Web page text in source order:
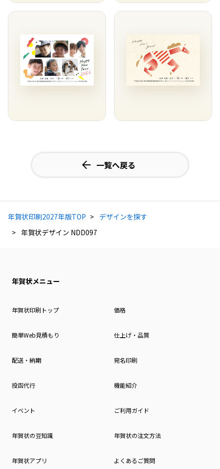
一覧へ戻る
年賀状印刷2027年版TOP
デザインを探す
年賀状デザイン NDD097
年賀状メニュー
年賀状印刷トップ 価格
簡単Web見積もり 仕上げ・品質
配送・納期 宛名印刷
投函代行 機能紹介
イベント ご利用ガイド
年賀状の豆知識 年賀状の注文方法
年賀状アプリ よくあるご質問